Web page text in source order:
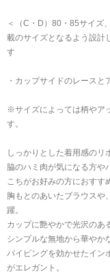
＜（C・D）80・85サイズ
載のサイズとなるよう設計
す
・カップサイドのレースと
※サイズによっては柄やア
す。
しっかりとした着用感のリ
脇のハミ肉が気になる方や
こちがお好みの方におすす
胸もとのあいたブラウスや
躍。
カップに艶やかで光沢のあ
シンプルな無地から華やか
パイピングを効かせたイン
がエレガント。